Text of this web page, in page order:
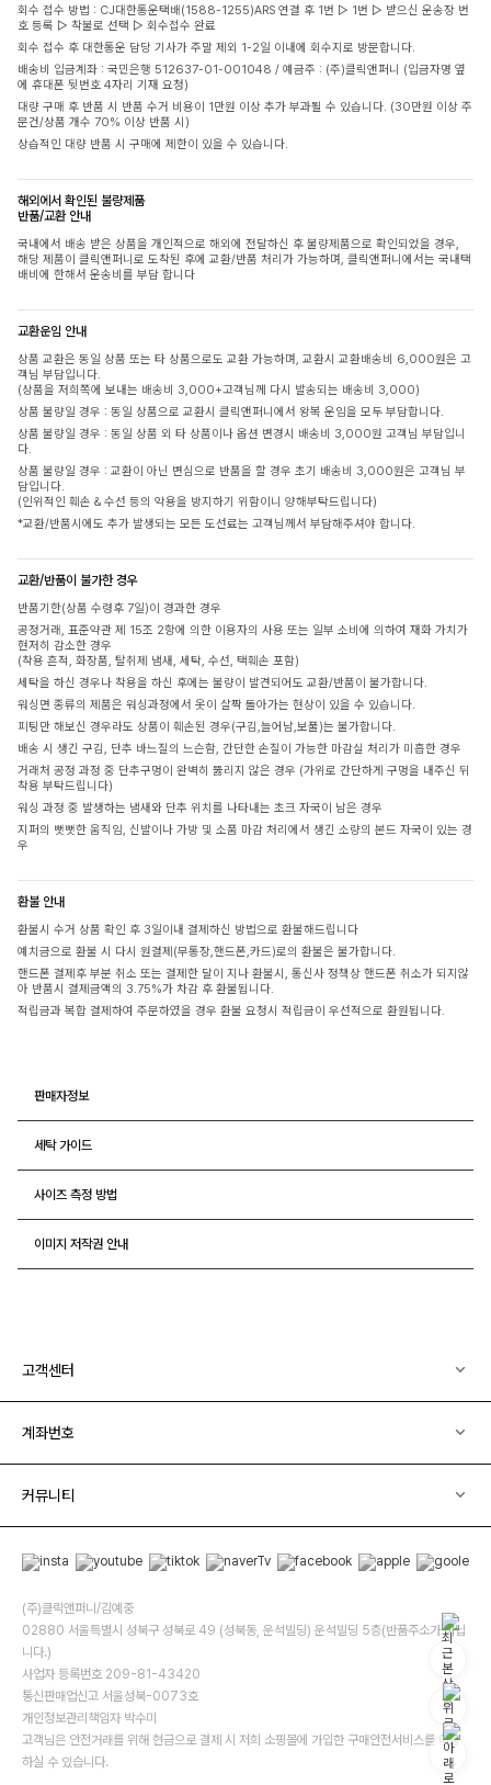
회수 접수 방법 : CJ대한통운택배(1588-1255)ARS 연결 후 1번 ▷ 1번 ▷ 받으신 운송장 번
호 등록 ▷ 착불로 선택 ▷ 회수접수 완료
회수 접수 후 대한통운 담당 기사가 주말 제외 1-2일 이내에 회수지로 방문합니다.
배송비 입금계좌 : 국민은행 512637-01-001048 / 예금주 : (주)클릭앤퍼니 (입금자명 옆
에 휴대폰 뒷번호 4자리 기재 요청)
대량 구매 후 반품 시 반품 수거 비용이 1만원 이상 추가 부과될 수 있습니다. (30만원 이상 주
문건/상품 개수 70% 이상 반품 시)
상습적인 대량 반품 시 구매에 제한이 있을 수 있습니다.
해외에서 확인된 불량제품
반품/교환 안내
국내에서 배송 받은 상품을 개인적으로 해외에 전달하신 후 불량제품으로 확인되었을 경우,
해당 제품이 클릭앤퍼니로 도착된 후에 교환/반품 처리가 가능하며, 클릭앤퍼니에서는 국내택
배비에 한해서 운송비를 부담 합니다
교환운임 안내
상품 교환은 동일 상품 또는 타 상품으로도 교환 가능하며, 교환시 교환배송비 6,000원은 고
객님 부담입니다.
(상품을 저희쪽에 보내는 배송비 3,000+고객님께 다시 발송되는 배송비 3,000)
상품 불량일 경우 : 동일 상품으로 교환시 클릭앤퍼니에서 왕복 운임을 모두 부담합니다.
상품 불량일 경우 : 동일 상품 외 타 상품이나 옵션 변경시 배송비 3,000원 고객님 부담입니
다.
상품 불량일 경우 : 교환이 아닌 변심으로 반품을 할 경우 초기 배송비 3,000원은 고객님 부
담입니다.
(인위적인 훼손 & 수선 등의 악용을 방지하기 위함이니 양해부탁드립니다)
*교환/반품시에도 추가 발생되는 모든 도선료는 고객님께서 부담해주셔야 합니다.
교환/반품이 불가한 경우
반품기한(상품 수령후 7일)이 경과한 경우
공정거래, 표준약관 제 15조 2항에 의한 이용자의 사용 또는 일부 소비에 의하여 재화 가치가
현저히 감소한 경우
(착용 흔적, 화장품, 탈취제 냄새, 세탁, 수선, 택훼손 포함)
세탁을 하신 경우나 착용을 하신 후에는 불량이 발견되어도 교환/반품이 불가합니다.
워싱면 종류의 제품은 워싱과정에서 옷이 살짝 돌아가는 현상이 있을 수 있습니다.
피팅만 해보신 경우라도 상품이 훼손된 경우(구김,늘어남,보풀)는 불가합니다.
배송 시 생긴 구김, 단추 바느질의 느슨함, 간단한 손질이 가능한 마감실 처리가 미흡한 경우
거래처 공정 과정 중 단추구멍이 완벽히 뚫리지 않은 경우 (가위로 간단하게 구멍을 내주신 뒤
착용 부탁드립니다)
워싱 과정 중 발생하는 냄새와 단추 위치를 나타내는 초크 자국이 남은 경우
지퍼의 뻣뻣한 움직임, 신발이나 가방 및 소품 마감 처리에서 생긴 소량의 본드 자국이 있는 경
우
환불 안내
환불시 수거 상품 확인 후 3일이내 결제하신 방법으로 환불해드립니다
예치금으로 환불 시 다시 원결제(무통장,핸드폰,카드)로의 환불은 불가합니다.
핸드폰 결제후 부분 취소 또는 결제한 달이 지나 환불시, 통신사 정책상 핸드폰 취소가 되지않
아 반품시 결제금액의 3.75%가 차감 후 환불됩니다.
적립금과 복합 결제하여 주문하였을 경우 환불 요청시 적립금이 우선적으로 환원됩니다.
판매자정보
세탁 가이드
사이즈 측정 방법
이미지 저작권 안내
고객센터
계좌번호
커뮤니티
(주)클릭앤퍼니/김예중
02880 서울특별시 성북구 성북로 49 (성북동, 운석빌딩) 운석빌딩 5층(반품주소가 아닙
니다.)
사업자 등록번호 209-81-43420
통신판매업신고 서울성북-0073호
개인정보관리책임자 박수미
고객님은 안전거래를 위해 현금으로 결제 시 저희 소핑몰에 가입한 구매안전서비스를 이용
하실 수 있습니다.